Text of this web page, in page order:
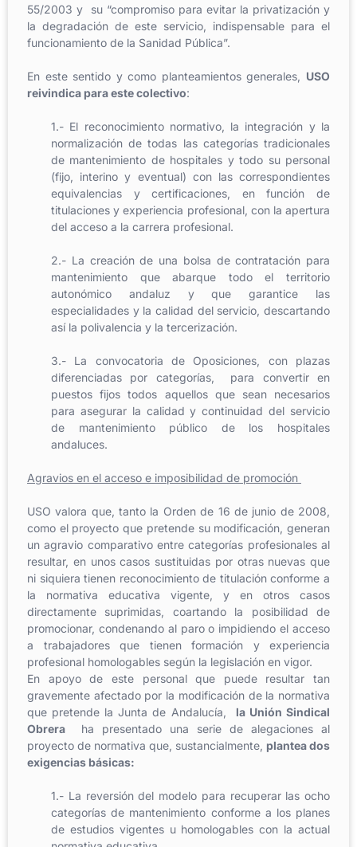
55/2003 y su “compromiso para evitar la privatización y
la degradación de este servicio, indispensable para el
funcionamiento de la Sanidad Pública”.
En este sentido y como planteamientos generales, USO
reivindica para este colectivo:
1.- El reconocimiento normativo, la integración y la
normalización de todas las categorías tradicionales
de mantenimiento de hospitales y todo su personal
(fijo, interino y eventual) con las correspondientes
equivalencias y certificaciones, en función de
titulaciones y experiencia profesional, con la apertura
del acceso a la carrera profesional.
2.- La creación de una bolsa de contratación para
mantenimiento que abarque todo el territorio
autonómico andaluz y que garantice las
especialidades y la calidad del servicio, descartando
así la polivalencia y la tercerización.
3.- La convocatoria de Oposiciones, con plazas
diferenciadas por categorías, para convertir en
puestos fijos todos aquellos que sean necesarios
para asegurar la calidad y continuidad del servicio
de mantenimiento público de los hospitales
andaluces.
Agravios en el acceso e imposibilidad de promoción
USO valora que, tanto la Orden de 16 de junio de 2008,
como el proyecto que pretende su modificación, generan
un agravio comparativo entre categorías profesionales al
resultar, en unos casos sustituidas por otras nuevas que
ni siquiera tienen reconocimiento de titulación conforme a
la normativa educativa vigente, y en otros casos
directamente suprimidas, coartando la posibilidad de
promocionar, condenando al paro o impidiendo el acceso
a trabajadores que tienen formación y experiencia
profesional homologables según la legislación en vigor.
En apoyo de este personal que puede resultar tan
gravemente afectado por la modificación de la normativa
que pretende la Junta de Andalucía, la Unión Sindical
Obrera ha presentado una serie de alegaciones al
proyecto de normativa que, sustancialmente, plantea dos
exigencias básicas:
1.- La reversión del modelo para recuperar las ocho
categorías de mantenimiento conforme a los planes
de estudios vigentes u homologables con la actual